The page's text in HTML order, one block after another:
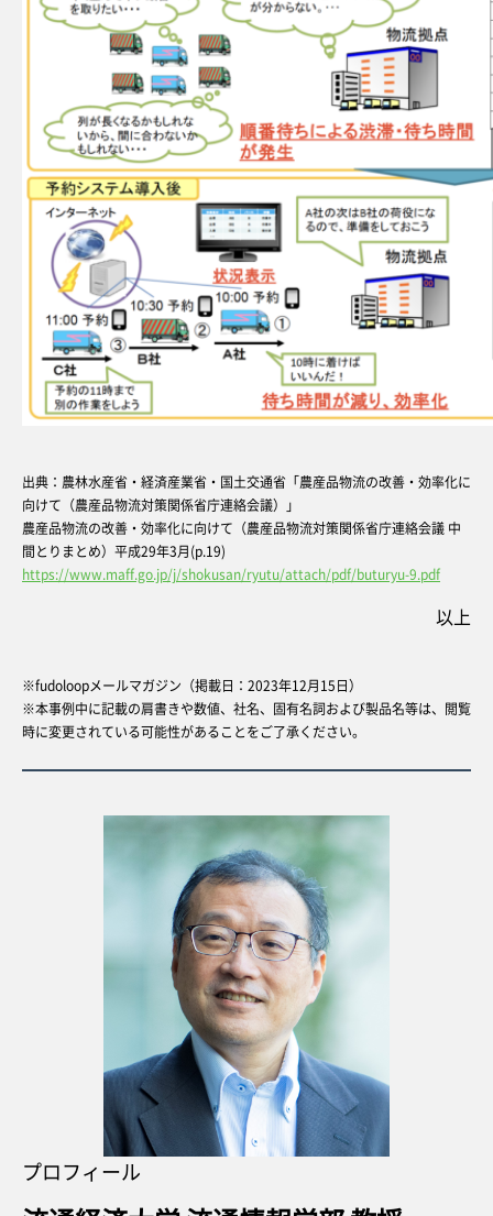
出典：農林水産省・経済産業省・国土交通省「農産品物流の改善・効率化に
向けて（農産品物流対策関係省庁連絡会議）」
農産品物流の改善・効率化に向けて（農産品物流対策関係省庁連絡会議 中
間とりまとめ）平成29年3月(p.19)
https://www.maff.go.jp/j/shokusan/ryutu/attach/pdf/buturyu-9.pdf
以上
※fudoloopメールマガジン（掲載日：2023年12月15日）
※本事例中に記載の肩書きや数値、社名、固有名詞および製品名等は、閲覧
時に変更されている可能性があることをご了承ください。
プロフィール